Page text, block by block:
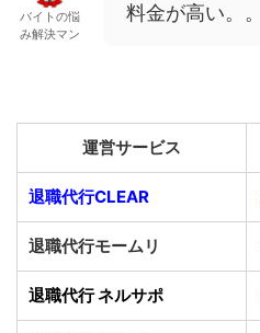
バイトの悩
み解決マン
料金が高い。。
運営サービス
退職代行CLEAR
退職代行モームリ
退職代行 ネルサポ